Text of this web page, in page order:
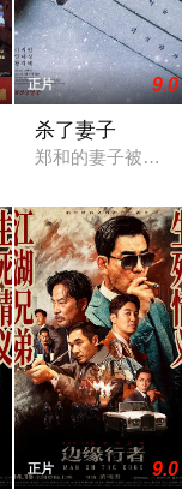
正片 9.0
杀了妻子
郑和的妻子被发
正片 9.0